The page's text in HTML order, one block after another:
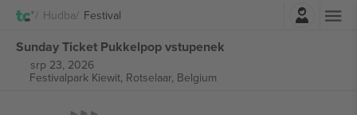
Hudba Festival
Sunday Ticket Pukkelpop vstupenek
srp 23, 2026
Festivalpark Kiewit, Rotselaar, Belgium